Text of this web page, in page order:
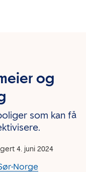
og
som kan få
4. juni 2024
Norge